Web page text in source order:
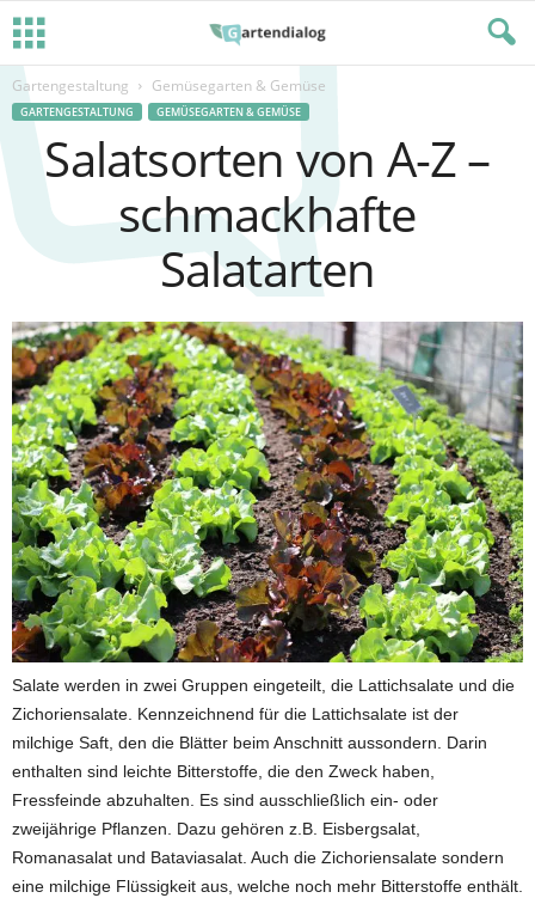
Gartengestaltung Gemüsegarten & Gemüse
GARTENGESTALTUNG GEMÜSEGARTEN & GEMÜSE
Salatsorten von A-Z –
schmackhafte
Salatarten
Salate werden in zwei Gruppen eingeteilt, die Lattichsalate und die
Zichoriensalate. Kennzeichnend für die Lattichsalate ist der
milchige Saft, den die Blätter beim Anschnitt aussondern. Darin
enthalten sind leichte Bitterstoffe, die den Zweck haben,
Fressfeinde abzuhalten. Es sind ausschließlich ein- oder
zweijährige Pflanzen. Dazu gehören z.B. Eisbergsalat,
Romanasalat und Bataviasalat. Auch die Zichoriensalate sondern
eine milchige Flüssigkeit aus, welche noch mehr Bitterstoffe enthält.